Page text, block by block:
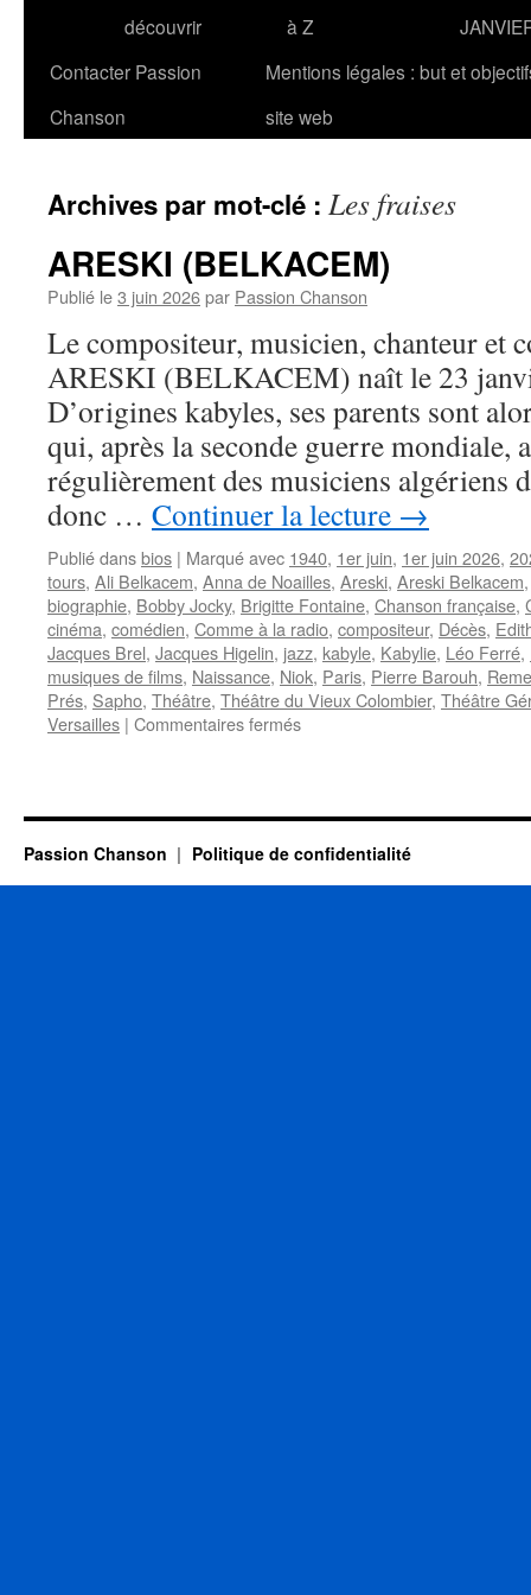
découvrir
à Z
Contacter Passion
Chanson
Mentions légales : but et
site web
Archives par mot-clé : Les fraises
ARESKI (BELKACEM)
Publié le3 juin 2026par Passion Chanson
Le compositeur, musicien, chanteur et
ARESKI (BELKACEM) naît le 23
D’origines kabyles, ses parents sont
qui, après la seconde guerre mondiale,
régulièrement des musiciens algériens
donc … Continuer la lecture →
Publié dansbios | Marqué avec 1940, 1er juin, 1er juin 2026,
tours, Ali Belkacem, Anna de Noailles, Areski, Areski Belkacem
biographie, Bobby Jocky, Brigitte Fontaine, Chanson française,
cinéma, comédien, Comme à la radio, compositeur, Décès,
Jacques Brel, Jacques Higelin, jazz, kabyle, Kabylie, Léo Ferré,
musiques de films, Naissance, Niok, Paris, Pierre Barouh,
Prés, Sapho, Théâtre, Théâtre du Vieux Colombier, Théâtre
Versailles | Commentaires ferméssur
Passion Chanson Politique de confidentialité